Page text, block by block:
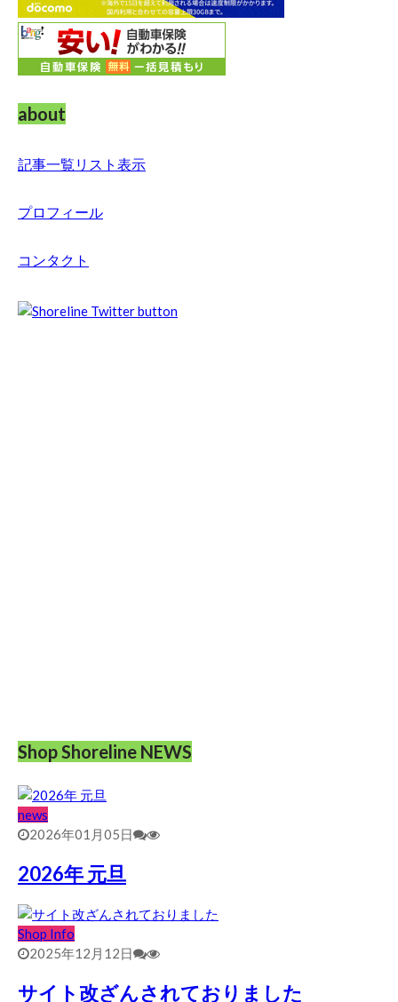
about
記事一覧リスト表示
プロフィール
コンタクト
Shop Shoreline NEWS
news
2026年01月05日
2026年 元旦
Shop Info
2025年12月12日
サイト改ざんされておりました